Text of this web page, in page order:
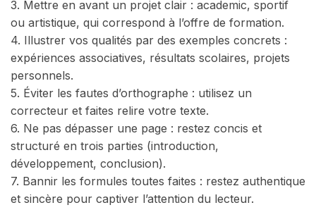
3. Mettre en avant un projet clair : academic, sportif
ou artistique, qui correspond à l’offre de formation.
4. Illustrer vos qualités par des exemples concrets :
expériences associatives, résultats scolaires, projets
personnels.
5. Éviter les fautes d’orthographe : utilisez un
correcteur et faites relire votre texte.
6. Ne pas dépasser une page : restez concis et
structuré en trois parties (introduction,
développement, conclusion).
7. Bannir les formules toutes faites : restez authentique
et sincère pour captiver l’attention du lecteur.